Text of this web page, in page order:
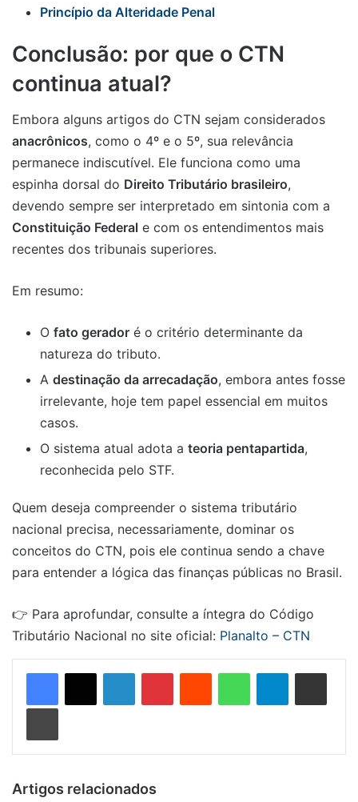
Princípio da Alteridade Penal
Conclusão: por que o CTN
continua atual?
Embora alguns artigos do CTN sejam considerados
anacrônicos, como o 4º e o 5º, sua relevância
permanece indiscutível. Ele funciona como uma
espinha dorsal do Direito Tributário brasileiro,
devendo sempre ser interpretado em sintonia com a
Constituição Federal e com os entendimentos mais
recentes dos tribunais superiores.
Em resumo:
O fato gerador é o critério determinante da
natureza do tributo.
A destinação da arrecadação, embora antes fosse
irrelevante, hoje tem papel essencial em muitos
casos.
O sistema atual adota a teoria pentapartida,
reconhecida pelo STF.
Quem deseja compreender o sistema tributário
nacional precisa, necessariamente, dominar os
conceitos do CTN, pois ele continua sendo a chave
para entender a lógica das finanças públicas no Brasil.
👉 Para aprofundar, consulte a íntegra do Código
Tributário Nacional no site oficial: Planalto – CTN
LinkedinPinterestReddit WhatsAppTelegramCompartilhar via e-mail
Imprimir
Artigos relacionados